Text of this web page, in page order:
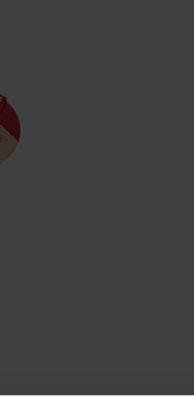
for this source.
Kde sa nachádza
poklad? Nájdi ho s
Liptov Region Card!